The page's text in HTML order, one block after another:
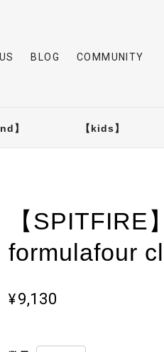
BLOG COMMUNITY
】 【kids】
【SPITFIRE】
formulafour
¥9,130